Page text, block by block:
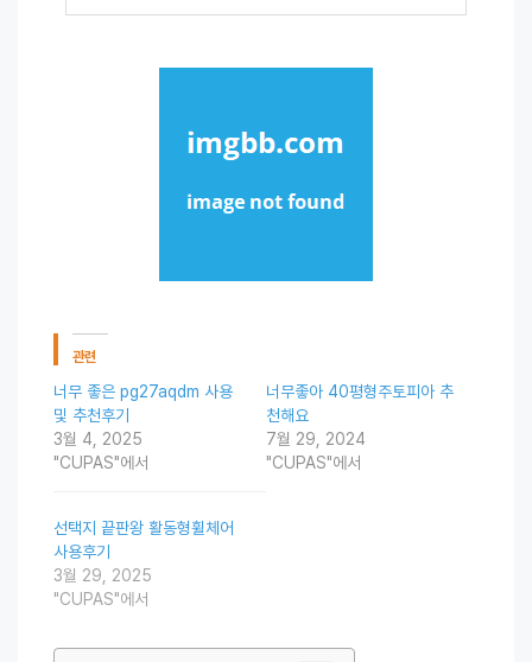
관련
너무 좋은 pg27aqdm 사용
및 추천후기
3월 4, 2025
"CUPAS"에서
너무좋아 40평형주토피아 추
천해요
7월 29, 2024
"CUPAS"에서
선택지 끝판왕 활동형휠체어
사용후기
3월 29, 2025
"CUPAS"에서